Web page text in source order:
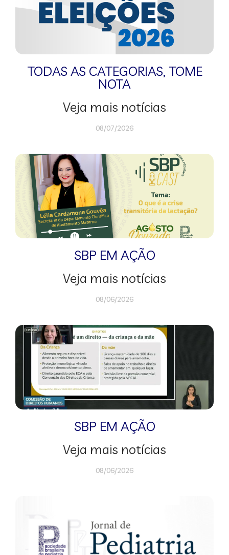
TODAS AS CATEGORIAS, TOME
NOTA
Veja mais notícias
08/07/2026
SBP EM AÇÃO
Veja mais notícias
08/06/2026
SBP EM AÇÃO
Veja mais notícias
08/06/2026